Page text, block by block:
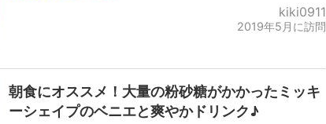
kiki0911
2019年5月に訪問
朝食にオススメ！大量の粉砂糖がかかったミッキ
ーシェイプのベニエと爽やかドリンク♪